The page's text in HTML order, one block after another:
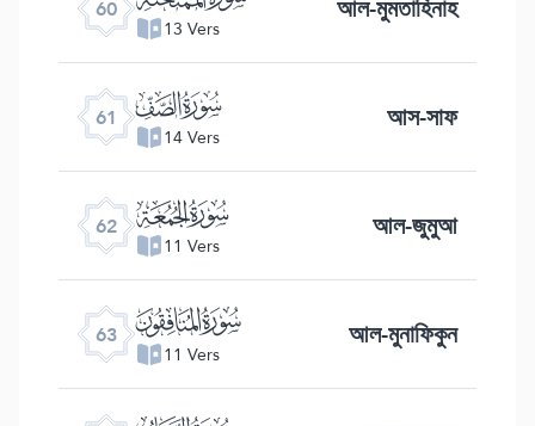
60
13 Vers
61 ﯪ
14 Vers আস-সাফ
62 ﯫ
11 Vers আল-জুমুআ
63 ﯬ
11 Vers আল-মুনাফিকুন